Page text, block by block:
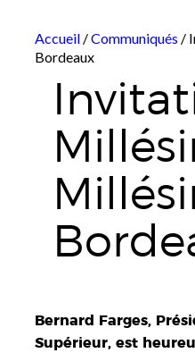
Accueil /Communiqués /
Bordeaux
Bernard Farges,
Supérieur, est